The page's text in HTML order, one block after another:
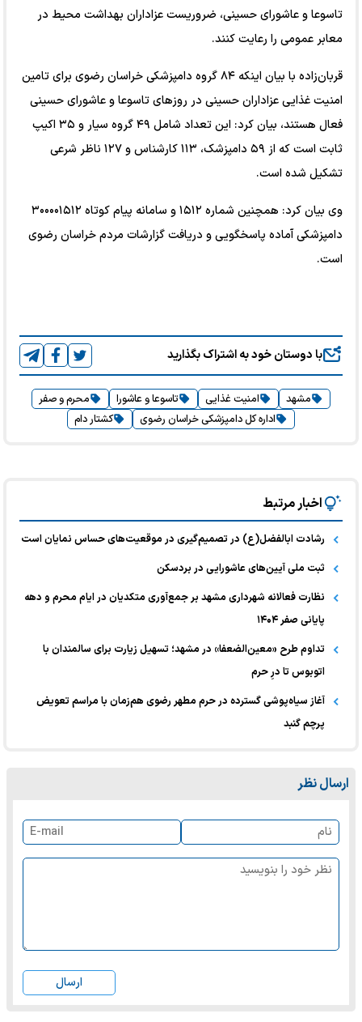
تاسوعا و عاشورای حسینی، ضروریست عزاداران بهداشت محیط در
معابر عمومی را رعایت کنند.
قربان‌زاده با بیان اینکه ۸۴ گروه دامپزشکی خراسان رضوی برای تامین
امنیت غذایی عزاداران حسینی در روزهای تاسوعا و عاشورای حسینی
فعال هستند، بیان کرد: این تعداد شامل ۴۹ گروه سیار و ۳۵ اکیپ
ثابت است که از ۵۹ دامپزشک، ۱۱۳ کارشناس و ۱۲۷ ناظر شرعی
تشکیل شده است.
وی بیان کرد: همچنین شماره ۱۵۱۲ و سامانه پیام کوتاه ۳۰۰۰۰۱۵۱۲
دامپزشکی آماده پاسخگویی و دریافت گزارشات مردم خراسان رضوی
است.
با دوستان خود به اشتراک بگذارید
مشهد امنیت غذایی تاسوعا و عاشورا
محرم و صفر
اداره کل دامپزشکی خراسان رضوی
کشتار دام
اخبار مرتبط
رشادت ابالفضل(ع) در تصمیم‌گیری‌ در موقعیت‌های حساس نمایان است
ثبت ملی آیین‌های عاشورایی در بردسکن
نظارت فعالانه شهرداری مشهد بر جمع‌آوری متکدیان در ایام محرم و دهه
پایانی صفر ۱۴۰۴
تداوم طرح «معین‌الضعفا» در مشهد؛ تسهیل زیارت برای سالمندان با
اتوبوس تا درِ حرم
آغاز سیاه‌پوشی گسترده در حرم مطهر رضوی هم‌زمان با مراسم تعویض
پرچم گنبد
ارسال نظر
ارسال